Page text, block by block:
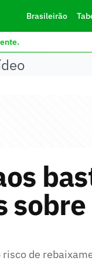
Brasileirão
sobre
de